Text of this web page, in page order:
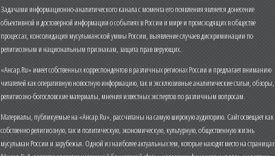
Задачами информационно-аналитического канала с момента его появления является донесение
объективной и достоверной информации о событиях в России и мире и происходящих в обществе
процессах, консолидация мусульманской уммы России, выявление случаев дискриминации по
религиозным и национальным признакам, защита прав верующих.
«Ансар.Ru» имеет собственных корреспондентов в различных регионах России и предлагает вниманию
читателей как оперативную новостную информацию, так и эксклюзивные аналитические статьи, обзоры,
религиозно-богословские материалы, мнения известных экспертов по различным вопросам.
Материалы, публикуемые на «Ансар.Ru», рассчитаны на самую широкую аудиторию. Сайт освещает как
собственно религиозную, так и политическую, экономическую, культурную, общественную жизнь
мусульман России и зарубежья. Одной из наиболее актуальных тем, которые находят место на страницах